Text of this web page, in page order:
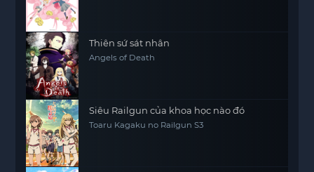
Thiên sứ sát nhân
Angels of Death
Siêu Railgun của khoa học nào đó
Toaru Kagaku no Railgun S3